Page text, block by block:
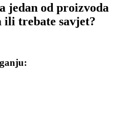
jedan od proizvoda
ili trebate savjet?